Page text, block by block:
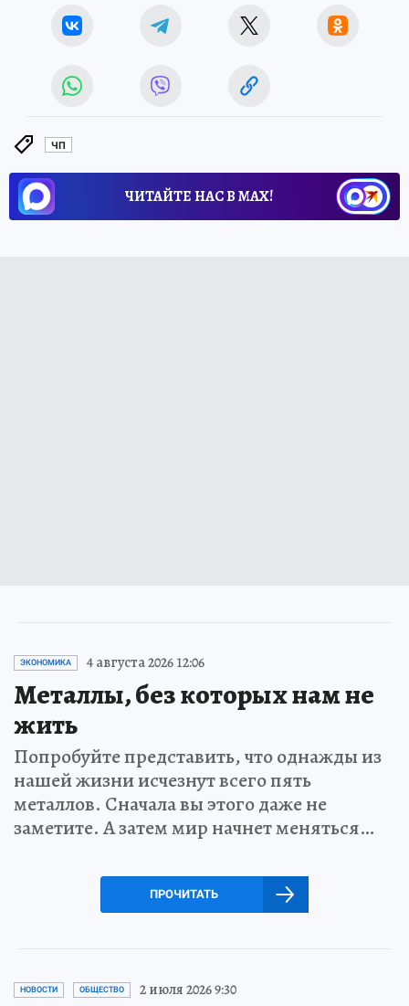
ЧП
ЧИТАЙТЕ НАС В МАХ!
ЭКОНОМИКА 4 августа 2026 12:06
Металлы, без которых нам не
жить
Попробуйте представить, что однажды из
нашей жизни исчезнут всего пять
металлов. Сначала вы этого даже не
заметите. А затем мир начнет меняться…
ПРОЧИТАТЬ
НОВОСТИ ОБЩЕСТВО 2 июля 2026 9:30